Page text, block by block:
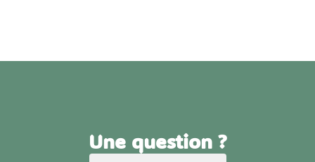
Une question ?